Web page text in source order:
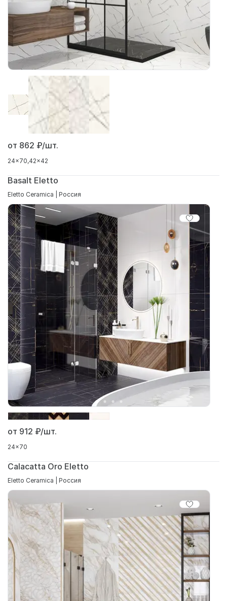
от 862 ₽/шт.
24x70 42x42
Basalt Eletto
Eletto Ceramica | Россия
от 912 ₽/шт.
24x70
Calacatta Oro Eletto
Eletto Ceramica | Россия